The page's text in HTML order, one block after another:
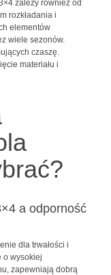
zależy również od
rozkładania i
elementów
wiele sezonów.
czaszę.
materiału i
a odporność
dla trwałości i
o wysokiej
zapewniają dobrą